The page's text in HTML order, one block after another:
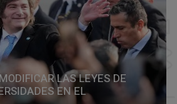
LAS LEYES DE
EN EL